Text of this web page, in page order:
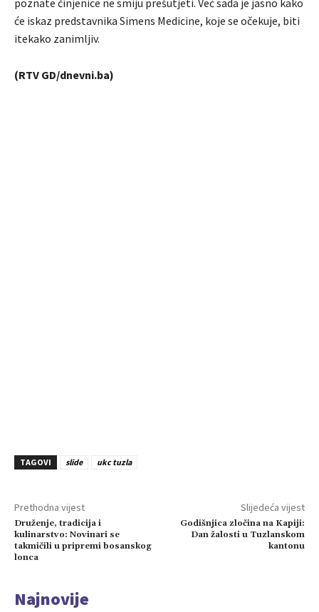
će iskaz predstavnika Simens Medicine, koje se očekuje, biti
itekako zanimljiv.
(RTV GD/dnevni.ba)
TAGOVI slide ukc tuzla
Prethodna vijest
Druženje, tradicija i
kulinarstvo: Novinari se
takmičili u pripremi bosanskog
lonca
Slijedeća vijest
Godišnjica zločina na Kapiji:
Dan žalosti u Tuzlanskom
kantonu
Najnovije